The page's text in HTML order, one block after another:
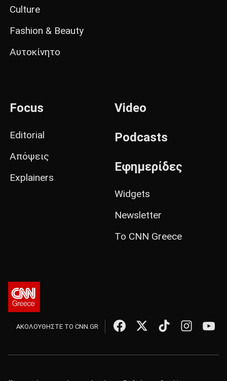
Culture
Fashion & Beauty
Αυτοκίνητο
Focus
Editorial
Απόψεις
Explainers
Video
Podcasts
Εφημερίδες
Widgets
Newsletter
Το CNN Greece
ΑΚΟΛΟΥΘΗΣΤΕ ΤΟ CNN.GR